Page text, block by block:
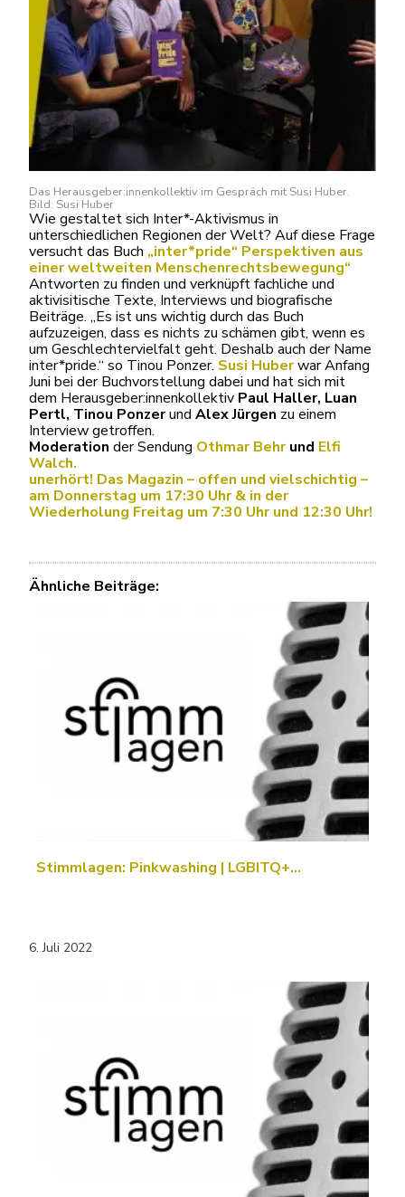
Das Herausgeber:innenkollektiv im Gespräch mit Susi Huber.
Bild: Susi Huber
Wie gestaltet sich Inter*-Aktivismus in
unterschiedlichen Regionen der Welt? Auf diese Frage
versucht das Buch „inter*pride“ Perspektiven aus
einer weltweiten Menschenrechtsbewegung“
Antworten zu finden und verknüpft fachliche und
aktivisitische Texte, Interviews und biografische
Beiträge. „Es ist uns wichtig durch das Buch
aufzuzeigen, dass es nichts zu schämen gibt, wenn es
um Geschlechtervielfalt geht. Deshalb auch der Name
inter*pride.“ so Tinou Ponzer. Susi Huberwar Anfang
Juni bei der Buchvorstellung dabei und hat sich mit
dem Herausgeber:innenkollektiv Paul Haller, Luan
Pertl, Tinou Ponzerund Alex Jürgen zu einem
Interview getroffen.
Moderation der Sendung Othmar Behrund Elfi
Walch.
unerhört! Das Magazin – offen und vielschichtig –
am Donnerstag um 17:30 Uhr & in der
Wiederholung Freitag um 7:30 Uhr und 12:30 Uhr!
Ähnliche Beiträge:
Stimmlagen: Pinkwashing | LGBITQ+…
6. Juli 2022